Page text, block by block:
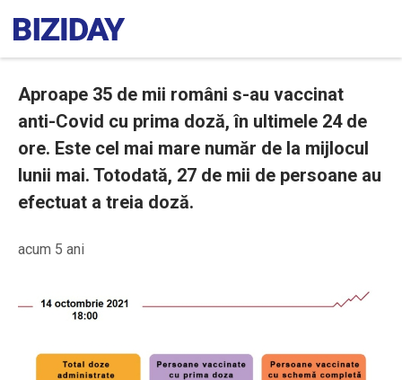
Aproape 35 de mii români s-au vaccinat
anti-Covid cu prima doză, în ultimele 24 de
ore. Este cel mai mare număr de la mijlocul
lunii mai. Totodată, 27 de mii de persoane au
efectuat a treia doză.
acum 5 ani